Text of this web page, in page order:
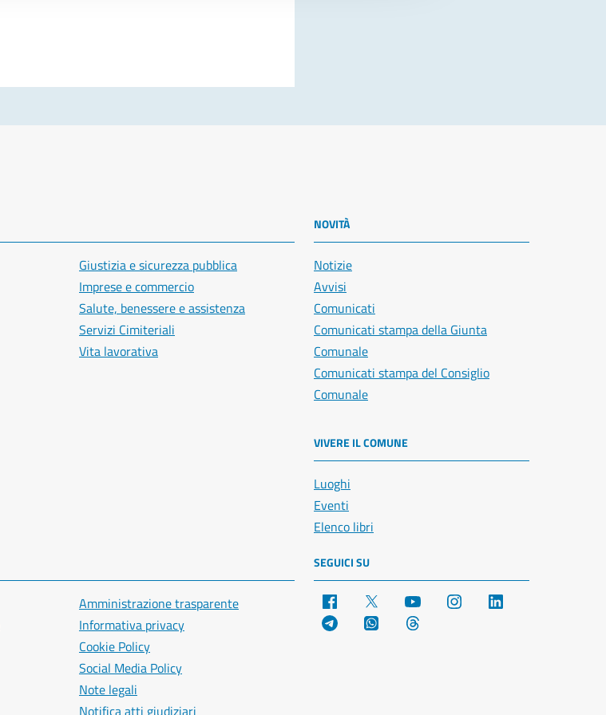
Giustizia e sicurezza pubblica
Imprese e commercio
Salute, benessere e assistenza
Servizi Cimiteriali
Vita lavorativa
NOVITÀ
Notizie
Avvisi
Comunicati
Comunicati stampa della Giunta
Comunale
Comunicati stampa del Consiglio
Comunale
VIVERE IL COMUNE
Luoghi
Eventi
Elenco libri
Amministrazione trasparente
Informativa privacy
Cookie Policy
Social Media Policy
Note legali
SEGUICI SU
Facebook YouTube Instagram
Telegram WhatsApp